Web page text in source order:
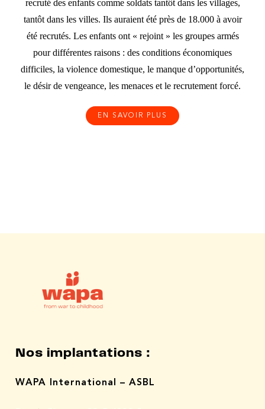
recruté des enfants comme soldats tantôt dans les villages,
tantôt dans les villes. Ils auraient été près de 18.000 à avoir
été recrutés. Les enfants ont « rejoint » les groupes armés
pour différentes raisons : des conditions économiques
difficiles, la violence domestique, le manque d’opportunités,
le désir de vengeance, les menaces et le recrutement forcé.
EN SAVOIR PLUS
Nos implantations :
WAPA International – ASBL